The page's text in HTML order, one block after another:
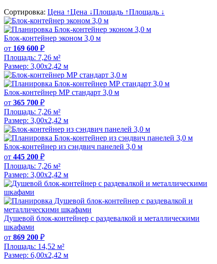
Сортировка: Цена ↑Цена ↓Площадь ↑Площадь ↓
Блок-контейнер эконом 3,0 м
от 169 600 ₽
Площадь: 7,26 м²
Размер: 3,00х2,42 м
Блок-контейнер МР стандарт 3,0 м
от 365 700 ₽
Площадь: 7,26 м²
Размер: 3,00х2,42 м
Блок-контейнер из сэндвич панелей 3,0 м
от 445 200 ₽
Площадь: 7,26 м²
Размер: 3,00х2,42 м
Душевой блок-контейнер с раздевалкой и металлическими
шкафами
от 869 200 ₽
Площадь: 14,52 м²
Размер: 6,00х2,42 м